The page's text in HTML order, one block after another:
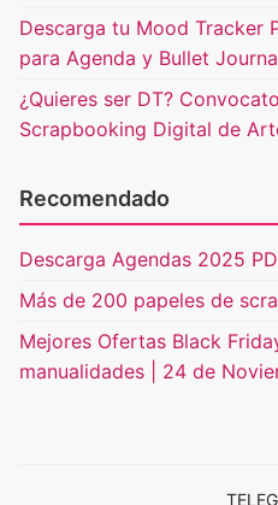
Descarga tu Mood Tracker
para Agenda y Bullet
¿Quieres ser DT?
Scrapbooking Digital de
Recomendado
Descarga Agendas 2025
Más de 200 papeles de
Mejores Ofertas Black
manualidades | 24 de